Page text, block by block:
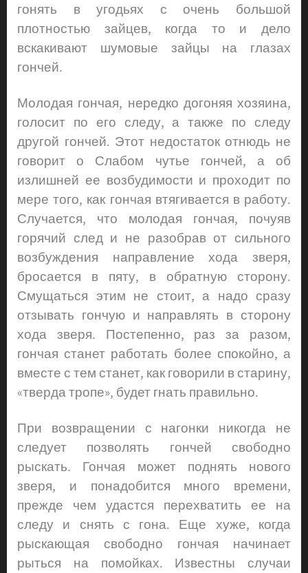
гонять в угодьях с очень большой
плотностью зайцев, когда то и дело
вскакивают шумовые зайцы на глазах
гончей.
Молодая гончая, нередко догоняя хозяина,
голосит по его следу, а также по следу
другой гончей. Этот недостаток отнюдь не
говорит о Слабом чутье гончей, а об
излишней ее возбудимости и проходит по
мере того, как гончая втягивается в работу.
Случается, что молодая гончая, почуяв
горячий след и не разобрав от сильного
возбуждения направление хода зверя,
бросается в пяту, в обратную сторону.
Смущаться этим не стоит, а надо сразу
отзывать гончую и направлять в сторону
хода зверя. Постепенно, раз за разом,
гончая станет работать более спокойно, а
вместе с тем станет, как говорили в старину,
«тверда тропе», будет гнать правильно.
При возвращении с нагонки никогда не
следует позволять гончей свободно
рыскать. Гончая может поднять нового
зверя, и понадобится много времени,
прежде чем удастся перехватить ее на
следу и снять с гона. Еще хуже, когда
рыскающая свободно гончая начинает
рыться на помойках. Известны случаи